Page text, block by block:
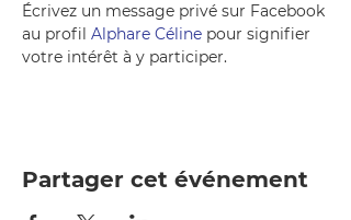
Écrivez un message privé sur Facebook
au profil Alphare Céline pour signifier
votre intérêt à y participer.
Partager cet événement